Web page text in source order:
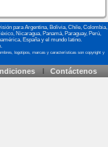
para Argentina, Bolivia, Chile, Colombia,
Nicaragua, Panamá, Paraguay, Perú,
España y el mundo latino.
Contáctenos